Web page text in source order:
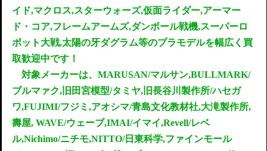
イド,マクロス,スターウォーズ,仮面ライダー,アーマー
ド・コア,フレームアームズ,ダンボール戦機,スーパーロ
ボット大戦,太陽の牙ダグラム等のプラモデルを幅広く買
取歓迎中です！
対象メーカーは、MARUSAN/マルサン,BULLMARK/
ブルマァク,旧田宮模型/タミヤ,旧長谷川製作所/ハセガ
ワ,FUJIMI/フジミ,アオシマ/青島文化教材社,大滝製作所,
壽屋, WAVE/ウェーブ,IMAI/イマイ,Revell/レベ
ル,Nichimo/ニチモ,NITTO/日東科学,ファインモール